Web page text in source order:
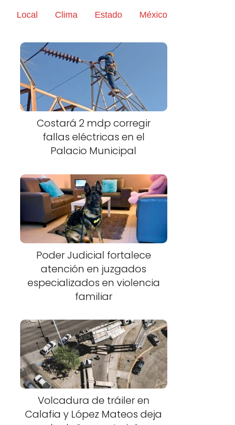
Local Clima Estado México
Costará 2 mdp corregir
fallas eléctricas en el
Palacio Municipal
Poder Judicial fortalece
atención en juzgados
especializados en violencia
familiar
Volcadura de tráiler en
Calafia y López Mateos deja